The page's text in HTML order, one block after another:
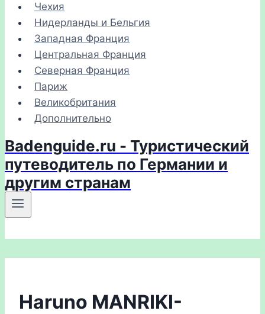
Чехия
Нидерланды и Бельгия
Западная Франция
Центральная Франция
Северная Франция
Париж
Великобритания
Дополнительно
Badenguide.ru - Туристический
путеводитель по Германии и
другим странам
Haruno MANRIKI-